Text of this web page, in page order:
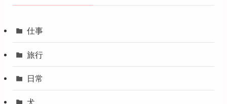
仕事
旅行
日常
犬